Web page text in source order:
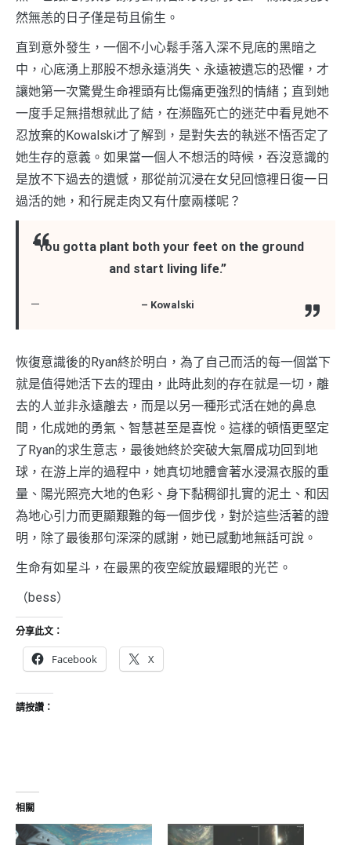
然無恙的日子僅是苟且偷生。
直到意外發生，一個不小心鬆手落入深不見底的黑暗之
中，心底湧上那股不想永遠消失、永遠被遺忘的恐懼，才
讓她第一次驚覺生命裡頭有比傷痛更強烈的情緒；直到她
一度手足無措想就此了結，在瀕臨死亡的迷茫中看見她不
忍放棄的Kowalski才了解到，是對失去的執迷不悟否定了
她生存的意義。如果當一個人不想活的時候，吞沒意識的
是放不下過去的遺憾，那從前沉浸在女兒回憶裡日復一日
過活的她，和行屍走肉又有什麼兩樣呢？
“You gotta plant both your feet on the ground
and start living life.”
– Kowalski
恢復意識後的Ryan終於明白，為了自己而活的每一個當下
就是值得她活下去的理由，此時此刻的存在就是一切，離
去的人並非永遠離去，而是以另一種形式活在她的鼻息
間，化成她的勇氣、智慧甚至是喜悅。這樣的頓悟更堅定
了Ryan的求生意志，最後她終於突破大氣層成功回到地
球，在游上岸的過程中，她真切地體會著水浸濕衣服的重
量、陽光照亮大地的色彩、身下黏稠卻扎實的泥土、和因
為地心引力而更顯艱難的每一個步伐，對於這些活著的證
明，除了最後那句深深的感謝，她已感動地無話可說。
生命有如星斗，在最黑的夜空綻放最耀眼的光芒。
（bess）
分享此文：
Facebook X
請按讚：
相關